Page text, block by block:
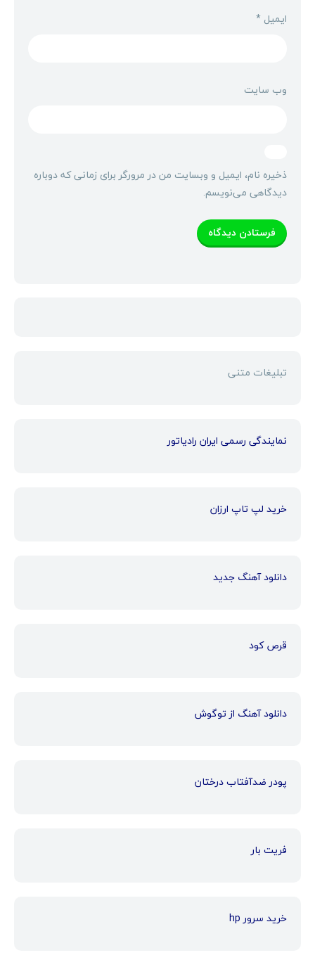
ایمیل *
وب‌ سایت
ذخیره نام، ایمیل و وبسایت من در مرورگر برای زمانی که دوباره
دیدگاهی می‌نویسم.
تبلیغات متنی
نمایندگی رسمی ایران رادیاتور
خرید لپ تاپ ارزان
دانلود آهنگ جدید
قرص کود
دانلود آهنگ از توگوش
پودر ضدآفتاب درختان
فریت بار
خرید سرور hp